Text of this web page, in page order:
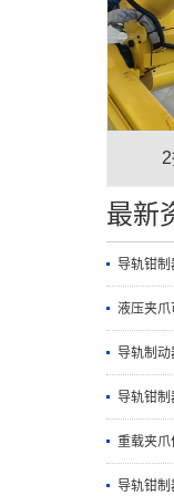
最新
导轨钳
液压夹
导轨制
导轨钳
重载夹爪
导轨钳制